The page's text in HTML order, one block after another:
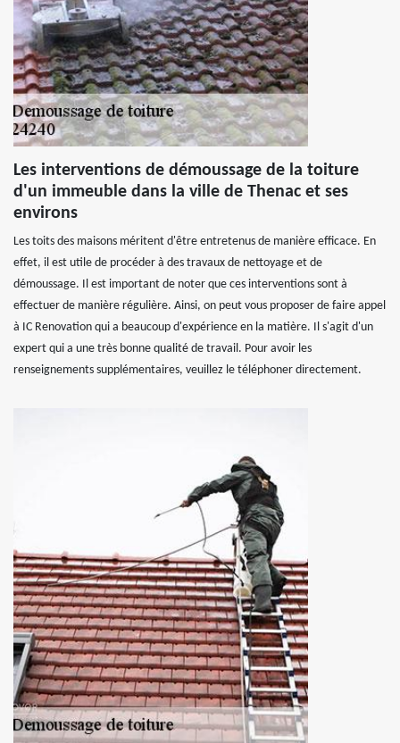
Les interventions de démoussage de la toiture
d'un immeuble dans la ville de Thenac et ses
environs
Les toits des maisons méritent d'être entretenus de manière efficace. En
effet, il est utile de procéder à des travaux de nettoyage et de
démoussage. Il est important de noter que ces interventions sont à
effectuer de manière régulière. Ainsi, on peut vous proposer de faire appel
à IC Renovation qui a beaucoup d'expérience en la matière. Il s'agit d'un
expert qui a une très bonne qualité de travail. Pour avoir les
renseignements supplémentaires, veuillez le téléphoner directement.